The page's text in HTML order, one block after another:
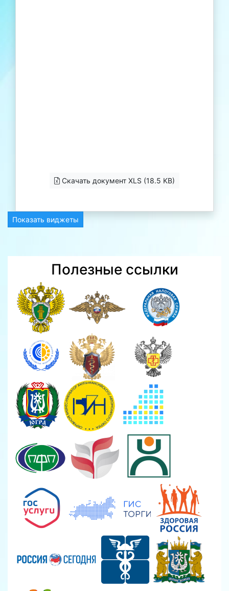
Скачать документ XLS (18.5 KB)
Показать виджеты
Полезные ссылки